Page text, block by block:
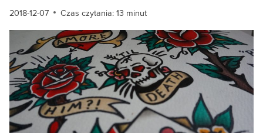
2018-12-07 Czas czytania:13 minut